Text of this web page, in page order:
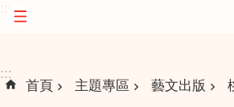
跳到主要內容區塊
:::
首頁 主題專區 藝文出版